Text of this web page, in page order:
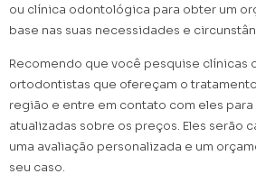
ou clínica odontológica para obter um
base nas suas necessidades e
Recomendo que você pesquise clínicas
ortodontistas que ofereçam o
região e entre em contato com eles
atualizadas sobre os preços. Eles serão
uma avaliação personalizada e um
seu caso.